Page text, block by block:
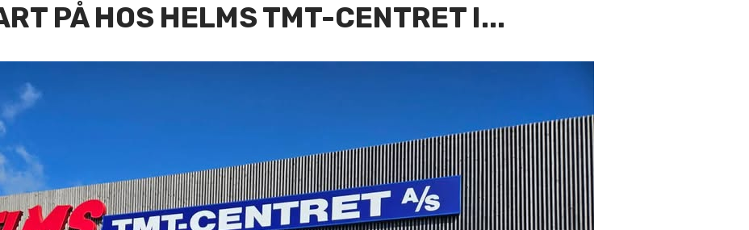
PÅ HOS HELMS TMT-CENTRET I...